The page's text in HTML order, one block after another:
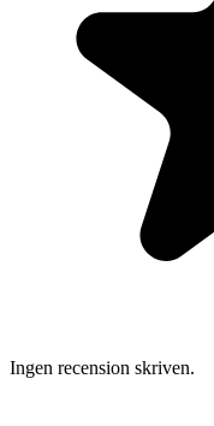
Ingen recension skriven.